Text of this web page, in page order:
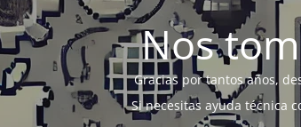
Nos
Gracias por tantos años,
Si necesitas ayuda técnica